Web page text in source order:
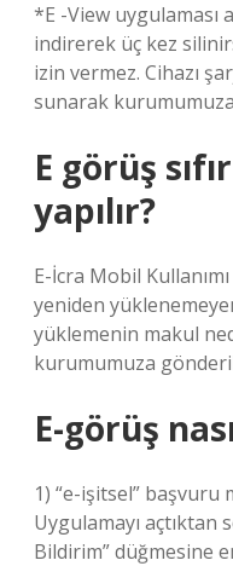
*E -View uygulaması
indirerek üç kez
izin vermez. Cihazı
sunarak kurumumuza
E görüş
yapılır?
E-İcra Mobil
yeniden
yüklemenin makul
kurumumuza
E-görüş
1) “e-işitsel” başvuru
Uygulamayı açtıktan
Bildirim” düğmesine